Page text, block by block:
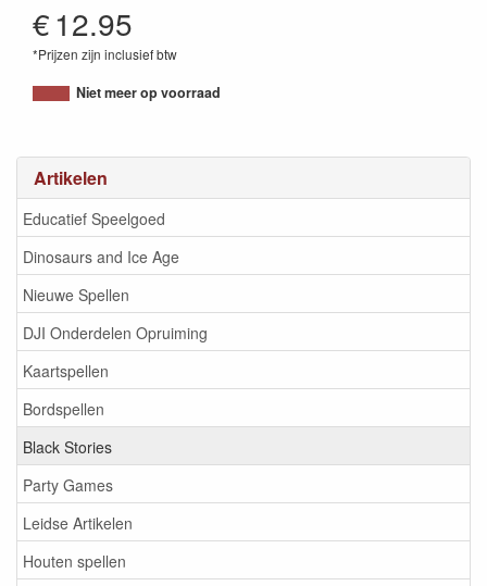
Artikelen
Educatief Speelgoed
Dinosaurs and Ice Age
Nieuwe Spellen
DJI Onderdelen Opruiming
Kaartspellen
Bordspellen
Black Stories
Party Games
Leidse Artikelen
Houten spellen
€12.95
*Prijzen zijn inclusief btw
8719689883010
Niet meer op voorraad